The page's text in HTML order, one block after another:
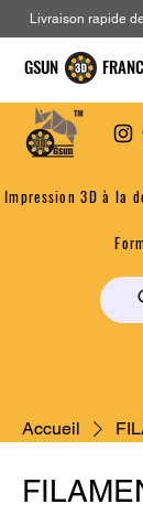
Impression 3D à la
Livraison rapide
GSUN
Accueil